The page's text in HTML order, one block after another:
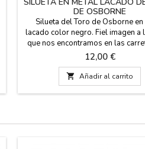
DE OSBORNE
Silueta del Toro de Osborne
lacado color negro. Fiel imagen a
que nos encontramos en las
España, símbolo mundial de la
y declarado bien de interés
Medida: 11 cm de base x 10 cm
fondo Producto
marca Toro de Osborne.
Precio
12,00 €
 Añadir al carrito